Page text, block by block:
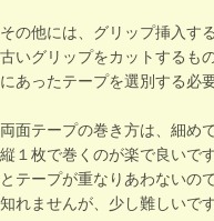
その他には、グリップ挿入す
古いグリップをカットするも
にあったテープを選別する必
両面テープの巻き方は、細め
縦１枚で巻くのが楽で良いで
とテープが重なりあわないの
知れませんが、少し難しいです